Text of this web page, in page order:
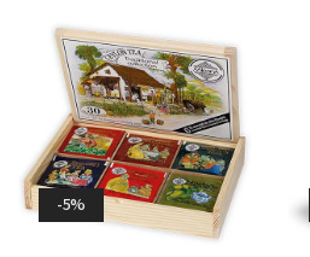
-4%
Marsala Superiore Riserva
Semisecco Oltre 4 Anni Florio
19,80 € 19,00 €
-5%